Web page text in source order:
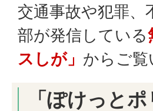
交通事故や犯罪、
部が発信している
スしが」 からご覧
「ぽけっと